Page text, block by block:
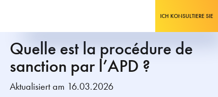
ICH KONSULTIERE SIE
Quelle est la procédure de
sanction par l’APD ?
Aktualisiert am 16.03.2026